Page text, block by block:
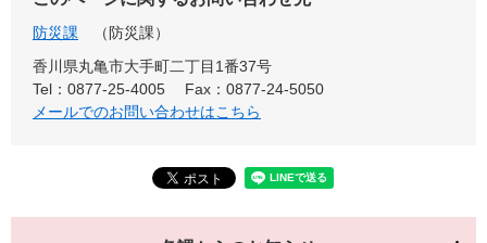
防災課
防災課
香川県丸亀市大手町二丁目1番37号
Tel：0877-25-4005
Fax：0877-24-5050
メールでのお問い合わせはこちら